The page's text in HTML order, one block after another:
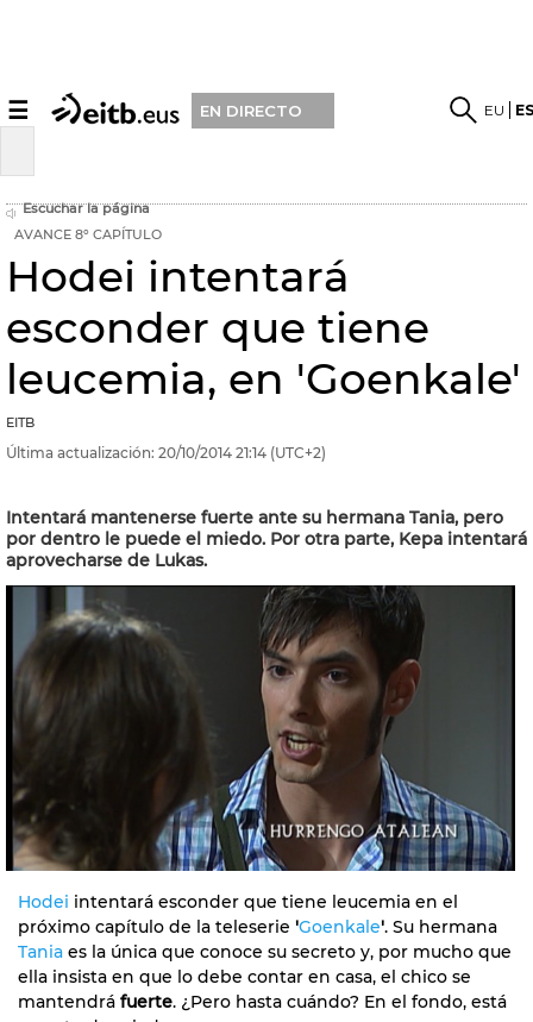
☰ EN DIRECTO EU
Escuchar la página
AVANCE 8º CAPÍTULO
Hodei intentará
esconder que tiene
leucemia, en 'Goenkale'
EITB
Última actualización: 20/10/2014 21:14 (UTC+2)
Intentará mantenerse fuerte ante su hermana Tania, pero
por dentro le puede el miedo. Por otra parte, Kepa intentará
aprovecharse de Lukas.
Hodei intentará esconder que tiene leucemia en el
próximo capítulo de la teleserie 'Goenkale'. Su hermana
Tania es la única que conoce su secreto y, por mucho que
ella insista en que lo debe contar en casa, el chico se
mantendrá fuerte. ¿Pero hasta cuándo? En el fondo, está